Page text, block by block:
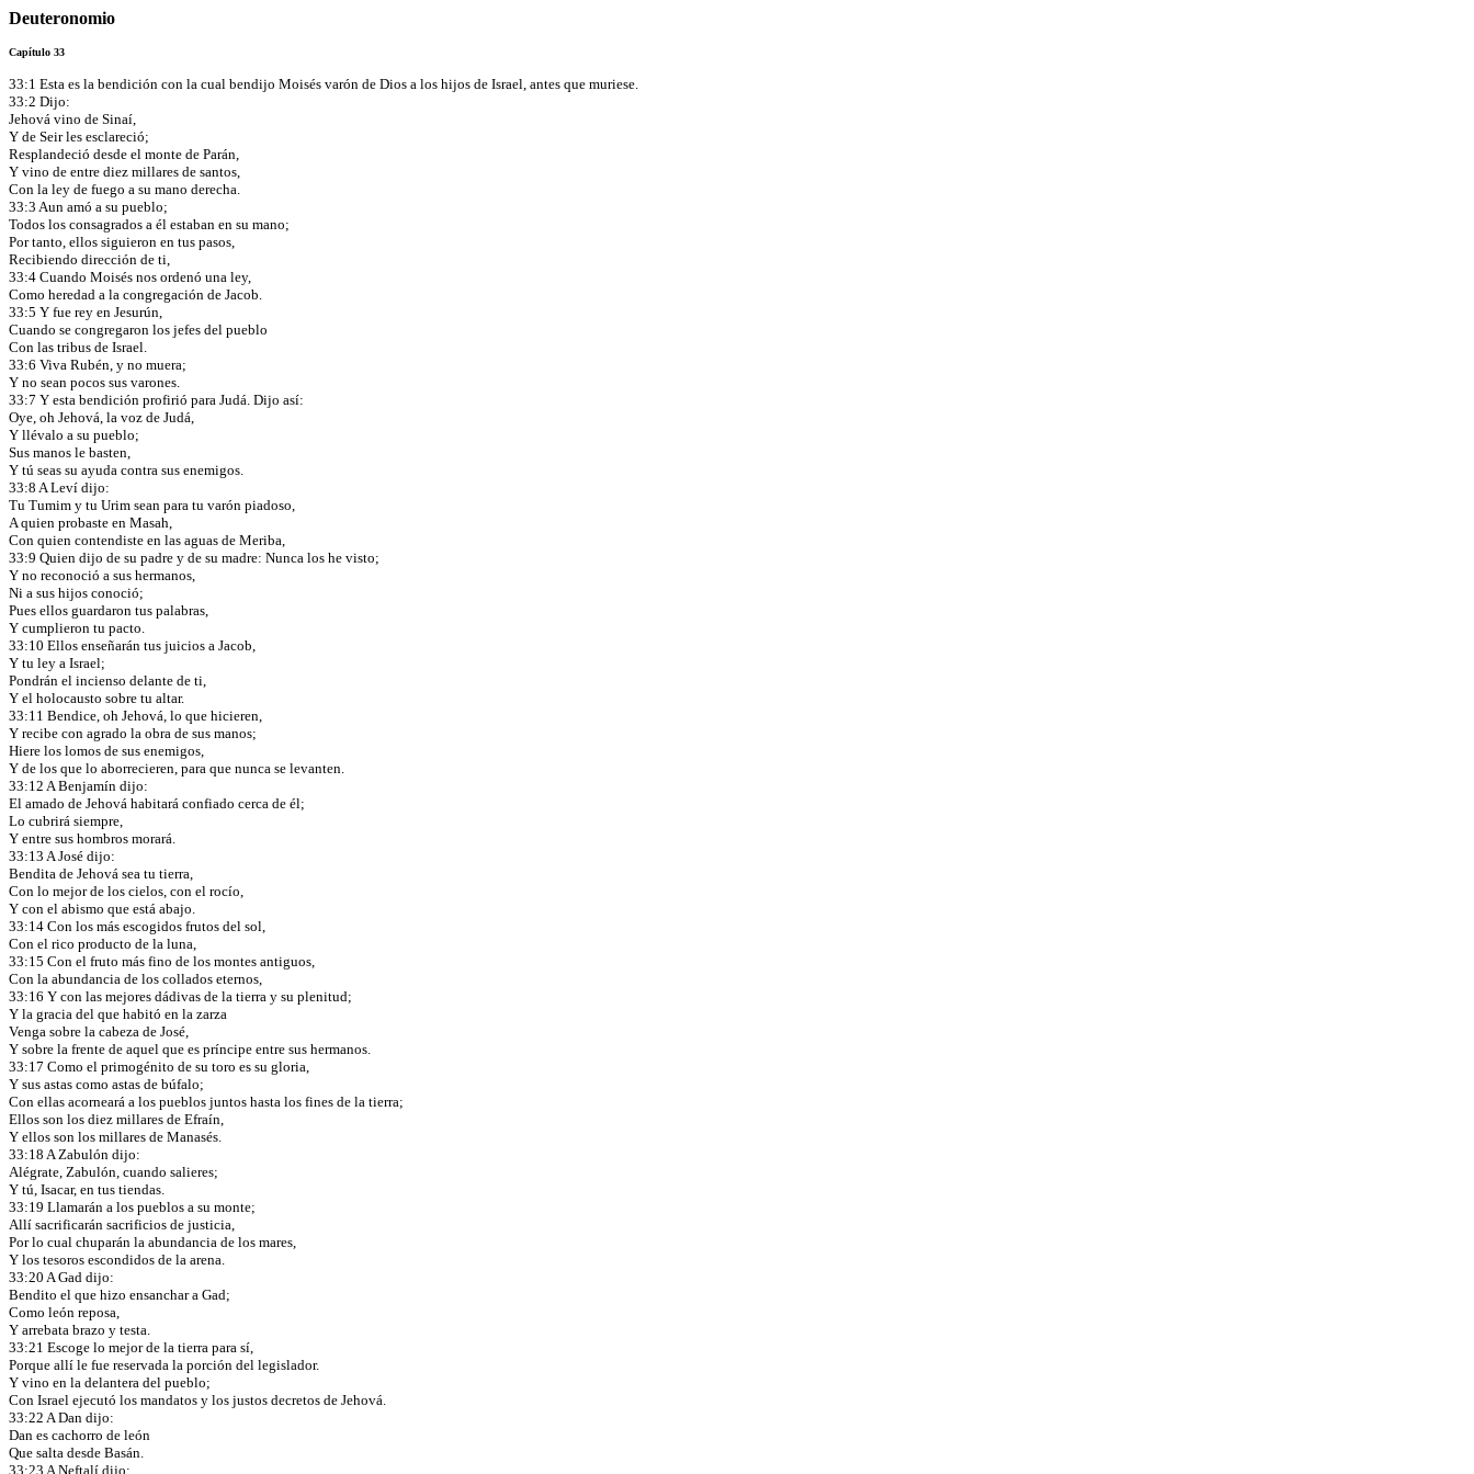
Deuteronomio
Capítulo 33
33:1 Esta es la bendición con la cual bendijo Moisés varón de Dios a los hijos de Israel, antes que muriese.
33:2 Dijo:
Jehová vino de Sinaí,
Y de Seir les esclareció;
Resplandeció desde el monte de Parán,
Y vino de entre diez millares de santos,
Con la ley de fuego a su mano derecha.
33:3 Aun amó a su pueblo;
Todos los consagrados a él estaban en su mano;
Por tanto, ellos siguieron en tus pasos,
Recibiendo dirección de ti,
33:4 Cuando Moisés nos ordenó una ley,
Como heredad a la congregación de Jacob.
33:5 Y fue rey en Jesurún,
Cuando se congregaron los jefes del pueblo
Con las tribus de Israel.
33:6 Viva Rubén, y no muera;
Y no sean pocos sus varones.
33:7 Y esta bendición profirió para Judá. Dijo así:
Oye, oh Jehová, la voz de Judá,
Y llévalo a su pueblo;
Sus manos le basten,
Y tú seas su ayuda contra sus enemigos.
33:8 A Leví dijo:
Tu Tumim y tu Urim sean para tu varón piadoso,
A quien probaste en Masah,
Con quien contendiste en las aguas de Meriba,
33:9 Quien dijo de su padre y de su madre: Nunca los he visto;
Y no reconoció a sus hermanos,
Ni a sus hijos conoció;
Pues ellos guardaron tus palabras,
Y cumplieron tu pacto.
33:10 Ellos enseñarán tus juicios a Jacob,
Y tu ley a Israel;
Pondrán el incienso delante de ti,
Y el holocausto sobre tu altar.
33:11 Bendice, oh Jehová, lo que hicieren,
Y recibe con agrado la obra de sus manos;
Hiere los lomos de sus enemigos,
Y de los que lo aborrecieren, para que nunca se levanten.
33:12 A Benjamín dijo:
El amado de Jehová habitará confiado cerca de él;
Lo cubrirá siempre,
Y entre sus hombros morará.
33:13 A José dijo:
Bendita de Jehová sea tu tierra,
Con lo mejor de los cielos, con el rocío,
Y con el abismo que está abajo.
33:14 Con los más escogidos frutos del sol,
Con el rico producto de la luna,
33:15 Con el fruto más fino de los montes antiguos,
Con la abundancia de los collados eternos,
33:16 Y con las mejores dádivas de la tierra y su plenitud;
Y la gracia del que habitó en la zarza
Venga sobre la cabeza de José,
Y sobre la frente de aquel que es príncipe entre sus hermanos.
33:17 Como el primogénito de su toro es su gloria,
Y sus astas como astas de búfalo;
Con ellas acorneará a los pueblos juntos hasta los fines de la tierra;
Ellos son los diez millares de Efraín,
Y ellos son los millares de Manasés.
33:18 A Zabulón dijo:
Alégrate, Zabulón, cuando salieres;
Y tú, Isacar, en tus tiendas.
33:19 Llamarán a los pueblos a su monte;
Allí sacrificarán sacrificios de justicia,
Por lo cual chuparán la abundancia de los mares,
Y los tesoros escondidos de la arena.
33:20 A Gad dijo:
Bendito el que hizo ensanchar a Gad;
Como león reposa,
Y arrebata brazo y testa.
33:21 Escoge lo mejor de la tierra para sí,
Porque allí le fue reservada la porción del legislador.
Y vino en la delantera del pueblo;
Con Israel ejecutó los mandatos y los justos decretos de Jehová.
33:22 A Dan dijo:
Dan es cachorro de león
Que salta desde Basán.
33:23 A Neftalí dijo: